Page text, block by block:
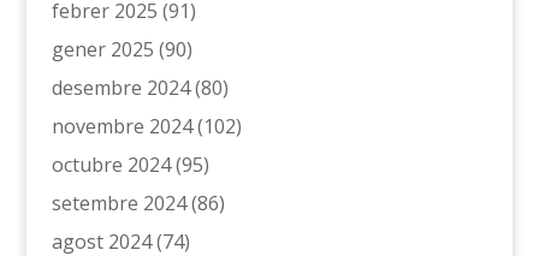
febrer 2025 (91)
gener 2025 (90)
desembre 2024(80)
novembre 2024(102)
octubre 2024(95)
setembre 2024(86)
agost 2024(74)